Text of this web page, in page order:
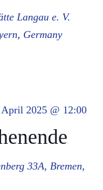
Langau e. V.
Germany
2025 @ 12:00
33A, Bremen,